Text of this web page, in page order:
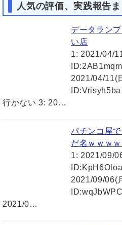
人気の評価、実践報告
データラン
い店
1: 2021/04/
2021/04/11(
行かない 3: 20…
パチンコ屋
だ名ｗｗｗ
1: 2021/09/
2021/09/06(
2021/0…